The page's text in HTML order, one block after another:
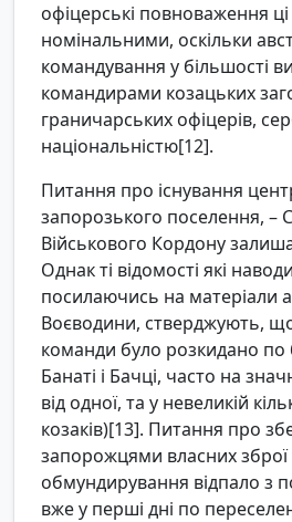
офіцерські повноваження
номінальними, оскільки
командування у більшості
командирами козацьких
граничарських офіцерів,
національністю[12].
Питання про існування
запорозького поселення, –
Військового Кордону
Однак ті відомості які
посилаючись на матеріали
Воєводини, стверджують,
команди було розкидано по
Банаті і Бачці, часто на
від одної, та у невеликій
козаків)[13]. Питання про
запорожцями власних зброї
обмундирування відпало з
вже у перші дні по